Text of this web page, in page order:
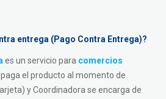
entrega (Pago Contra Entrega)?
es un servicio para comercios
paga el producto al momento de
y Coordinadora se encarga de